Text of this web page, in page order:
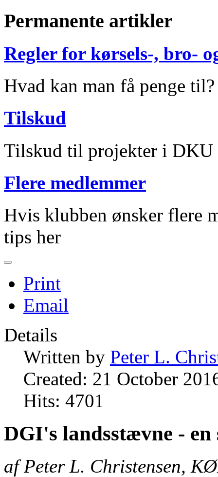
Permanente artikler
Regler for kørsels-, bro-
Hvad kan man få penge til?
Tilskud
Tilskud til projekter i DKU
Flere medlemmer
Hvis klubben ønsker flere
tips her
Print
Email
Details
Written by Peter L.
Created: 21 October
Hits: 4701
DGI's landsstævne - en
af Peter L. Christensen,